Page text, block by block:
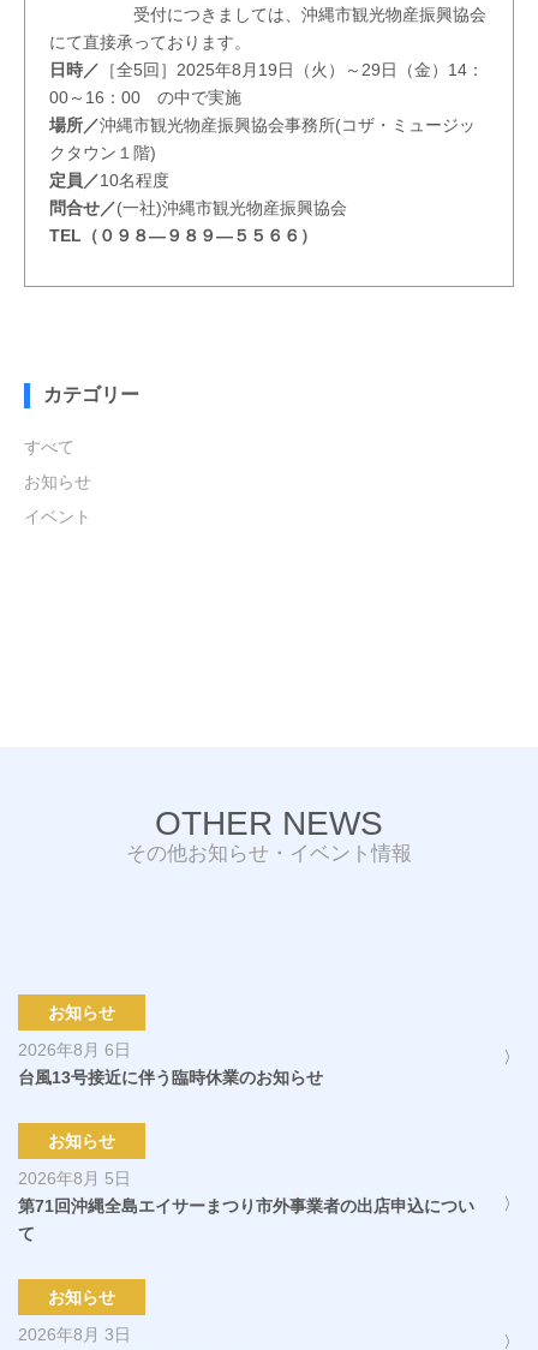
カテゴリー
すべて
お知らせ
イベント
受付につきましては、沖縄市観光物産振興協会
にて直接承っております。
日時／ ［全5回］2025年8月19日（火）～29日（金）14：
00～16：00 の中で実施
場所／沖縄市観光物産振興協会事務所(コザ・ミュージッ
クタウン１階)
定員／10名程度
問合せ／(一社)沖縄市観光物産振興協会
TEL（０９８—９８９—５５６６）
OTHER NEWS
その他お知らせ・イベント情報
お知らせ
2026年8月 6日
台風13号接近に伴う臨時休業のお知らせ
お知らせ
2026年8月 5日
第71回沖縄全島エイサーまつり市外事業者の出店申込につい
て
お知らせ
2026年8月 3日